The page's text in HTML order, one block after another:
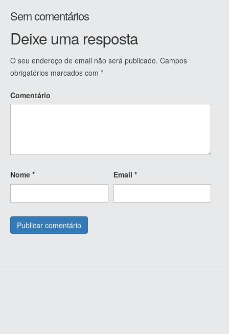
Sem comentários
Deixe uma resposta
O seu endereço de email não será publicado. Campos
obrigatórios marcados com *
Comentário
Nome * Email *